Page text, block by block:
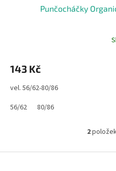
Punčocháčky
143 Kč
vel. 56/62-80/86
56/62
80/86
l
2